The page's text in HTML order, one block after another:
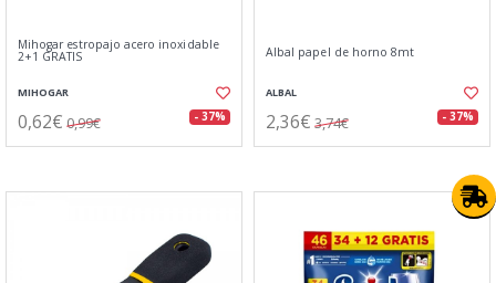
Mihogar estropajo acero inoxidable
2+1 GRATIS
MIHOGAR
0,62€ 0,99€ - 37%
Albal papel de horno 8mt
ALBAL
2,36€ 3,74€ - 37%